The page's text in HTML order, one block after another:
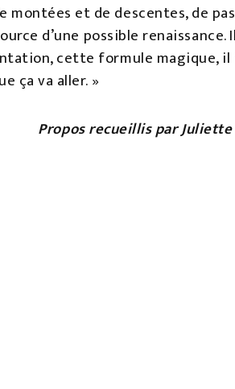
montées et de descentes, de
d’une possible renaissance.
cette formule magique,
ça va aller. »
Propos recueillis par